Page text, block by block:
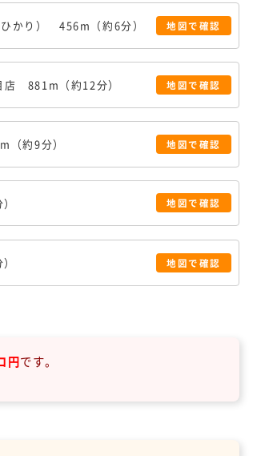
かり） 456m（約6分） 地図で確認
店 881m（約12分） 地図で確認
（約9分） 地図で確認
地図で確認
地図で確認
円です。